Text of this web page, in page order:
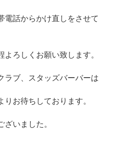
電話からかけ直しをさせて
よろしくお願い致します。
ラブ、スタッズバーバーは
りお待ちしております。
ざいました。